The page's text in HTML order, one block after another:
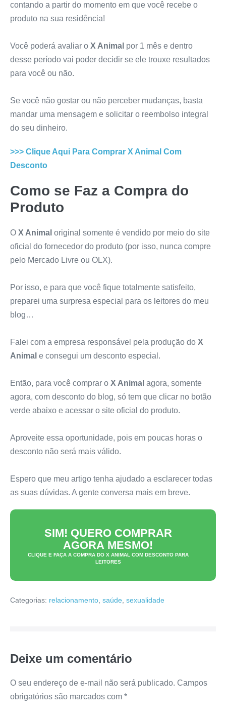
contando a partir do momento em que você recebe o
produto na sua residência!
Você poderá avaliar o X Animal por 1 mês e dentro
desse período vai poder decidir se ele trouxe resultados
para você ou não.
Se você não gostar ou não perceber mudanças, basta
mandar uma mensagem e solicitar o reembolso integral
do seu dinheiro.
>>> Clique Aqui Para Comprar X Animal Com
Desconto
Como se Faz a Compra do
Produto
O X Animal original somente é vendido por meio do site
oficial do fornecedor do produto (por isso, nunca compre
pelo Mercado Livre ou OLX).
Por isso, e para que você fique totalmente satisfeito,
preparei uma surpresa especial para os leitores do meu
blog…
Falei com a empresa responsável pela produção do X
Animal e consegui um desconto especial.
Então, para você comprar o X Animal agora, somente
agora, com desconto do blog, só tem que clicar no botão
verde abaixo e acessar o site oficial do produto.
Aproveite essa oportunidade, pois em poucas horas o
desconto não será mais válido.
Espero que meu artigo tenha ajudado a esclarecer todas
as suas dúvidas. A gente conversa mais em breve.
SIM! QUERO COMPRAR
AGORA MESMO!
CLIQUE E FAÇA A COMPRA DO X ANIMAL COM DESCONTO PARA
LEITORES
Categorias: relacionamento saúde sexualidade
Deixe um comentário
O seu endereço de e-mail não será publicado. Campos
obrigatórios são marcados com *